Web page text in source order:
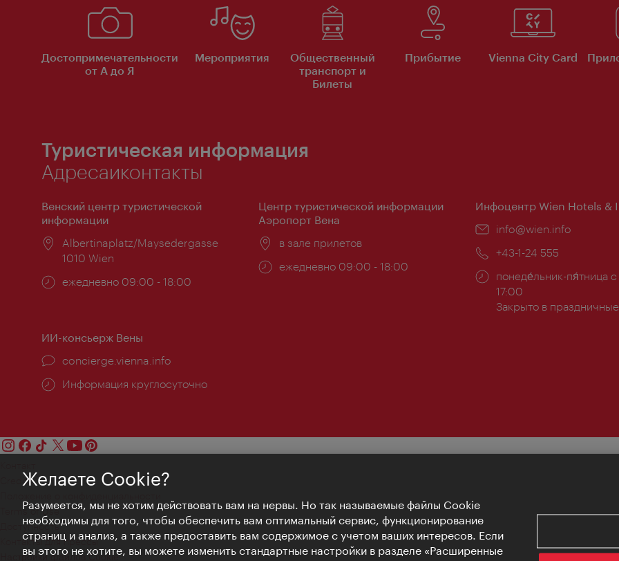
Достопримечательности
от А до Я
Мероприятия
Общественный
транспорт и
Билеты
Прибытие Vienna City Card
Туристическая информация
Адресаиконтакты
Венский центр туристической
информации
Расположение:
Albertinaplatz/Maysedergasse
1010 Wien
Часы
ежедневно 09:00 - 18:00
Центр туристической информации
Аэропорт Вена
Расположение:
в зале прилетов
Часы
ежедневно 09:00 - 18:00
Инфоцентр Wien Hotels &
Эл.
info@wien.info
Телефон:
+43-1-24 555
Часы
работы:
понеде́льник-пя́тница
17:00
Закрыто в
ИИ-консьерж Вены
concierge.vienna.info
Информация круглосуточно
Credits
Terms of Use
Доступность
Контакты для прессы
Настройки файлов Cookie
Желаете Cookie?
Разумеется, мы не хотим действовать вам на нервы. Но так называемые файлы Cookie
необходимы для того, чтобы обеспечить вам оптимальный сервис, функционирование
страниц и анализ, а также предоставить вам содержимое с учетом ваших интересов. Если
вы этого не хотите, вы можете изменить стандартные настройки в разделе «Расширенные